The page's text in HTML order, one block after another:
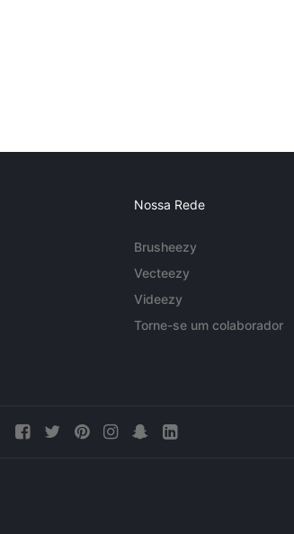
Nossa Rede
Brusheezy
Vecteezy
Videezy
Torne-se um colaborador